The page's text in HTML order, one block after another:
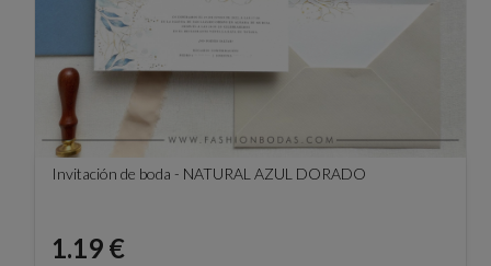
Invitación de boda - NATURAL AZUL DORADO
Precio
1.19 €